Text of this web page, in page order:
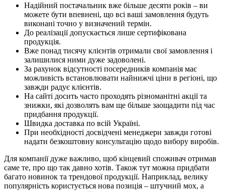
Надійний постачальник вже більше десяти років – ви
можете бути впевнені, що всі ваші замовлення будуть
виконані точно у визначений термін.
До реалізації допускається лише сертифікована
продукція.
Вже понад тисячу клієнтів отримали свої замовлення і
залишилися ними дуже задоволені.
За рахунок відсутності посередників компанія має
можливість встановлювати найнижчі ціни в регіоні, що
завжди радує клієнтів.
На сайті досить часто проходять різноманітні акції та
знижки, які дозволять вам ще більше заощадити під час
придбання продукції.
Швидка доставка по всій Україні.
При необхідності досвідчені менеджери завжди готові
надати безкоштовну консультацію щодо вибору виробів.
Для компанії дуже важливо, щоб кінцевий споживач отримав
саме те, про що так давно хотів. Також тут можна придбати
багато новинок та трендової продукції. Наприклад, велику
популярність користується нова позиція – штучний мох, а